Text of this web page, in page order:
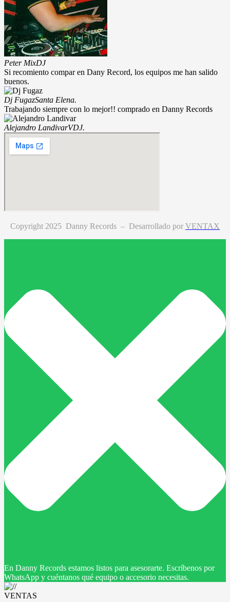
Peter MixDJ
Si recomiento compar en Dany Record, los equipos me han salido
buenos.
Dj FugazSanta Elena.
Trabajando siempre con lo mejor!! comprado en Danny Records
Alejandro LandivarVDJ.
Copyright 2025 Danny Records – Desarrollado por VENTAX
En Danny Records estamos listos para asesorarte. Escríbenos por
WhatsApp y cuéntanos qué equipo o accesorio necesitas.
VENTAS